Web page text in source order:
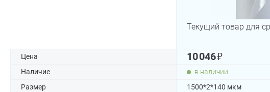
Текущий товар для
Цена 10 046₽
Наличие в наличии
Размер
1500*2*140 мкм